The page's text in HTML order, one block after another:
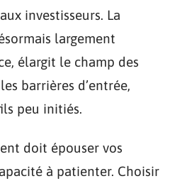
investisseurs. La
largement
élargit le champ des
barrières d’entrée,
peu initiés.
doit épouser vos
à patienter. Choisir